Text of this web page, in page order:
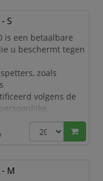
en de hele dag
barrière tegen droge
chemische
5/6)
adem
S
is een betaalbare
u beschermt tegen
zoals
volgens de
(PPE)
type 5/6
barrière tegen droge
5/6)
M